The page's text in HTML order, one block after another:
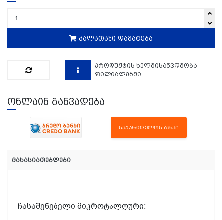
კალათაში დამატება
პროდუქტის ხელმისაწვდმობა
ფილიალებში
ონლაინ განვადება
ᲡᲐᲥᲐᲠᲗᲕᲔᲚᲝᲡ ᲑᲐᲜᲙᲘ
მახასიათებლები
ჩასაშენებელი მიკროტალღური: